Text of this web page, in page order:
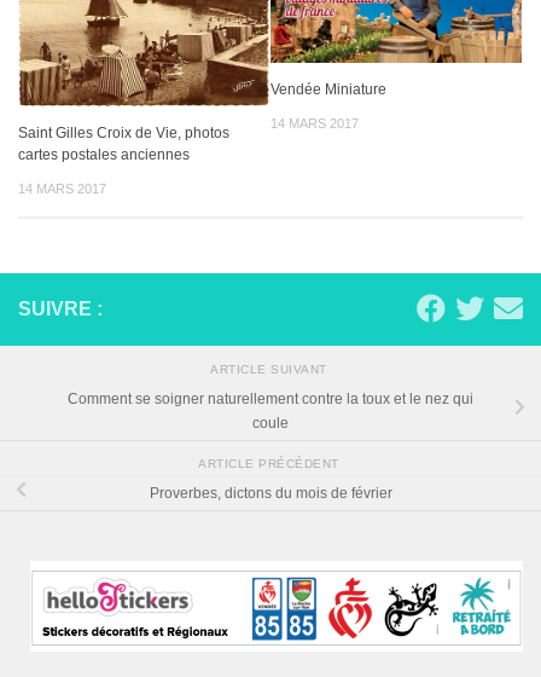
Saint Gilles Croix de Vie, photos
cartes postales anciennes
14 MARS 2017
Vendée Miniature
14 MARS 2017
SUIVRE :
ARTICLE SUIVANT
Comment se soigner naturellement contre la toux et le nez qui
coule
ARTICLE PRÉCÉDENT
Proverbes, dictons du mois de février